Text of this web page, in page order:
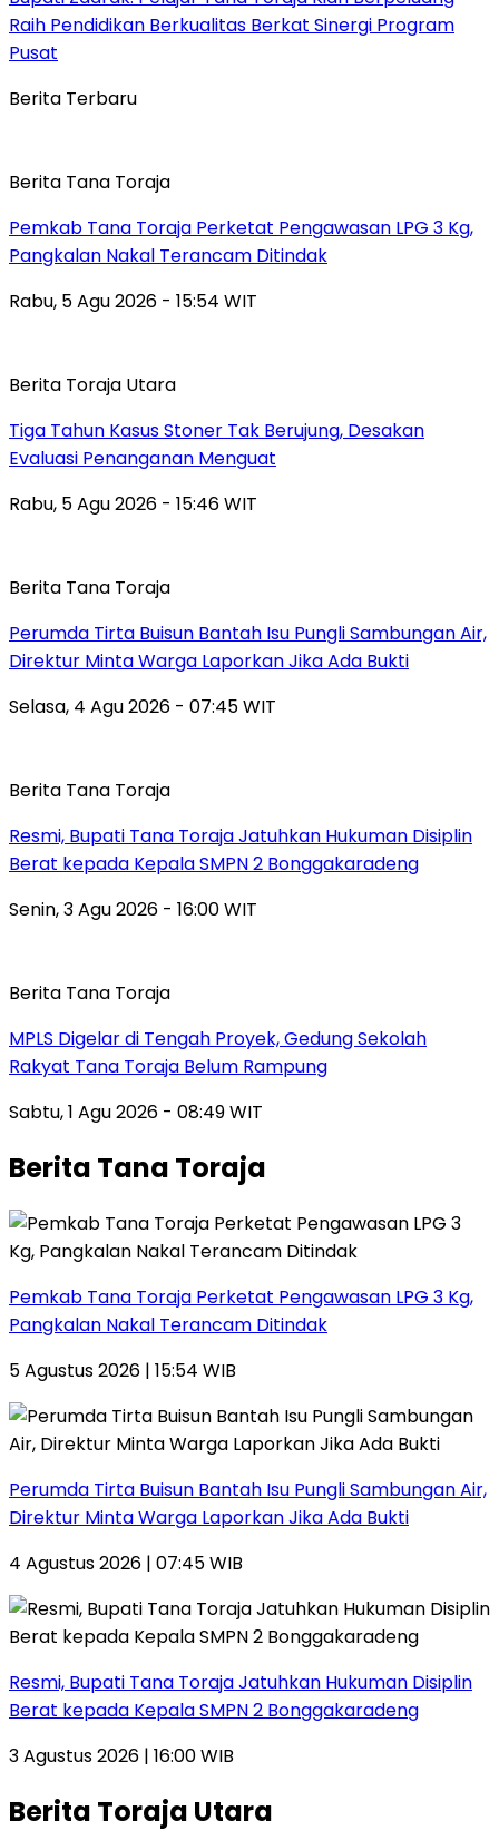
Raih Pendidikan Berkualitas Berkat Sinergi Program
Pusat
Berita Terbaru
Berita Tana Toraja
Pemkab Tana Toraja Perketat Pengawasan LPG 3 Kg,
Pangkalan Nakal Terancam Ditindak
Rabu, 5 Agu 2026 - 15:54 WIT
Berita Toraja Utara
Tiga Tahun Kasus Stoner Tak Berujung, Desakan
Evaluasi Penanganan Menguat
Rabu, 5 Agu 2026 - 15:46 WIT
Berita Tana Toraja
Perumda Tirta Buisun Bantah Isu Pungli Sambungan Air,
Direktur Minta Warga Laporkan Jika Ada Bukti
Selasa, 4 Agu 2026 - 07:45 WIT
Berita Tana Toraja
Resmi, Bupati Tana Toraja Jatuhkan Hukuman Disiplin
Berat kepada Kepala SMPN 2 Bonggakaradeng
Senin, 3 Agu 2026 - 16:00 WIT
Berita Tana Toraja
MPLS Digelar di Tengah Proyek, Gedung Sekolah
Rakyat Tana Toraja Belum Rampung
Sabtu, 1 Agu 2026 - 08:49 WIT
Berita Tana Toraja
Pemkab Tana Toraja Perketat Pengawasan LPG 3 Kg,
Pangkalan Nakal Terancam Ditindak
5 Agustus 2026 | 15:54 WIB
Perumda Tirta Buisun Bantah Isu Pungli Sambungan Air,
Direktur Minta Warga Laporkan Jika Ada Bukti
4 Agustus 2026 | 07:45 WIB
Resmi, Bupati Tana Toraja Jatuhkan Hukuman Disiplin
Berat kepada Kepala SMPN 2 Bonggakaradeng
3 Agustus 2026 | 16:00 WIB
Berita Toraja Utara